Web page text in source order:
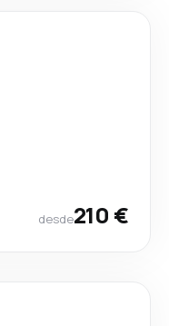
desde210 €